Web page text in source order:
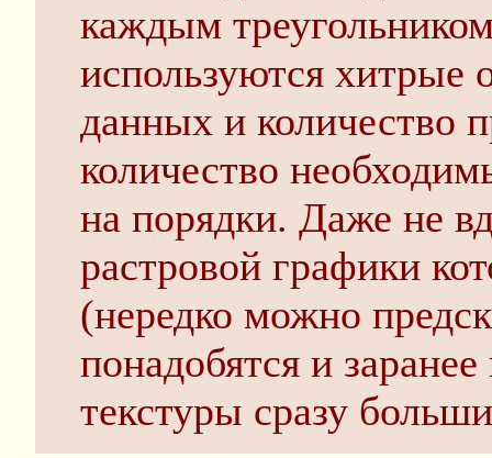
каждым
используются хитрые
данных и количество
количество
на порядки. Даже не
растровой графики
(нередко можно
понадобятся и
текстуры сразу